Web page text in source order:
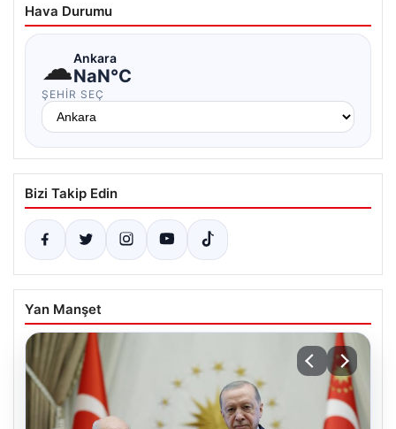
Hava Durumu
☁Ankara
NaN°C
ŞEHIR SEÇ
Bizi Takip Edin
Yan Manşet